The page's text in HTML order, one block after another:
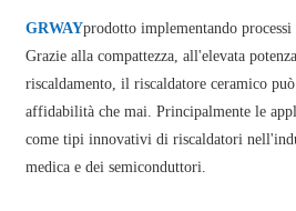
GRWAYprodotto implementando
Grazie alla compattezza, all'elevata
riscaldamento, il riscaldatore ceramico
affidabilità che mai. Principalmente le
come tipi innovativi di riscaldatori
medica e dei semiconduttori.